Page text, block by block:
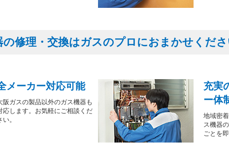
の修理・交換はガスのプロにおまかせくださ
メーカー対応可能
阪ガスの製品以外のガス機器も
応します。お気軽にご相談くだ
い。
充実
ー体
地域密
ス機器
ごとを